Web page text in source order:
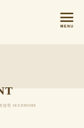
住宅 SEEDHOME